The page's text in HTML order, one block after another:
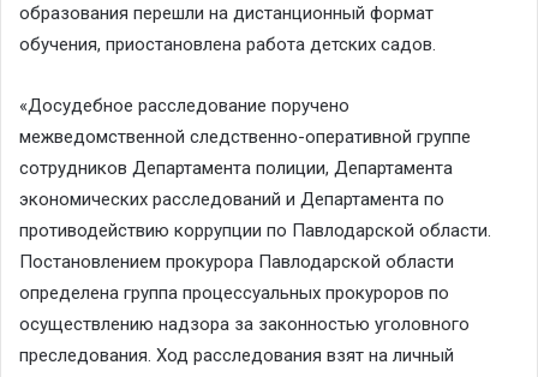
образования перешли на дистанционный формат
обучения, приостановлена работа детских садов.
«Досудебное расследование поручено
межведомственной следственно-оперативной группе
сотрудников Департамента полиции, Департамента
экономических расследований и Департамента по
противодействию коррупции по Павлодарской области.
Постановлением прокурора Павлодарской области
определена группа процессуальных прокуроров по
осуществлению надзора за законностью уголовного
преследования. Ход расследования взят на личный